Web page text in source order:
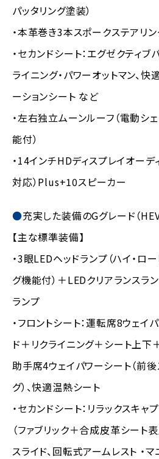
パッタリング塗装）
・本革巻き3本スポークステアリン
・セカンドシート：エグゼクティブ
ライニング・パワーオットマン、
ーションシート など
・左右独立ムーンルーフ（電動シ
能付）
・14インチHDディスプレイオーデ
対応）Plus+10スピーカー
充実した装備のGグレード（
【主な標準装備】
・3眼LEDヘッドランプ（ハイ・ロ
グ機能付）＋LEDクリアランスラ
ランプ
・フロントシート：運転席8ウェイ
ド＋リクライニング＋シート上下
助手席4ウェイパワーシート（前
グ）、快適温熱シート
・セカンドシート：リラックスキャ
（ファブリック＋合成皮革シート
スライド、回転式アームレスト ・